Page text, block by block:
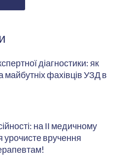
діагностики: як
майбутніх фахівців УЗД в
на ІІ медичному
урочисте вручення